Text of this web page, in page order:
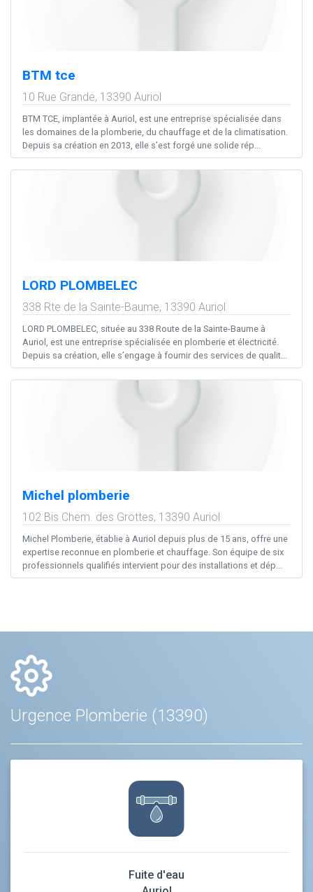
BTM tce
10 Rue Grande, 13390 Auriol
BTM TCE, implantée à Auriol, est une entreprise spécialisée dans
les domaines de la plomberie, du chauffage et de la climatisation.
Depuis sa création en 2013, elle s’est forgé une solide rép...
LORD PLOMBELEC
338 Rte de la Sainte-Baume, 13390 Auriol
LORD PLOMBELEC, située au 338 Route de la Sainte-Baume à
Auriol, est une entreprise spécialisée en plomberie et électricité.
Depuis sa création, elle s’engage à fournir des services de qualit...
Michel plomberie
102 Bis Chem. des Grottes, 13390 Auriol
Michel Plomberie, établie à Auriol depuis plus de 15 ans, offre une
expertise reconnue en plomberie et chauffage. Son équipe de six
professionnels qualifiés intervient pour des installations et dép...
Urgence Plomberie (13390)
Fuite d'eau